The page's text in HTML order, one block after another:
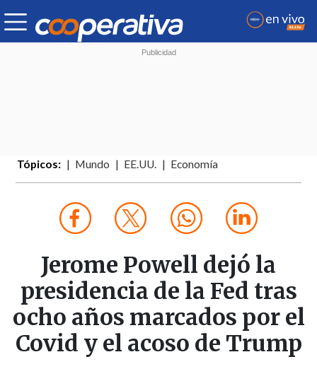
Tópicos: Mundo EE.UU. Economía
Jerome Powell dejó la
presidencia de la Fed tras
ocho años marcados por el
Covid y el acoso de Trump